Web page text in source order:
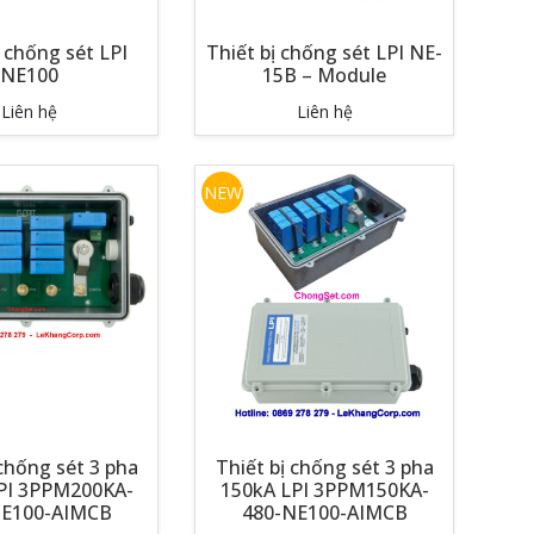
sét LPI
NE100
Liên hệ
Thiết bị chống sét LPI NE-
15B – Module
Liên hệ
sét 3 pha
3PPM200KA-
AIMCB
NEW
Thiết bị chống sét 3 pha
150kA LPI 3PPM150KA-
480-NE100-AIMCB